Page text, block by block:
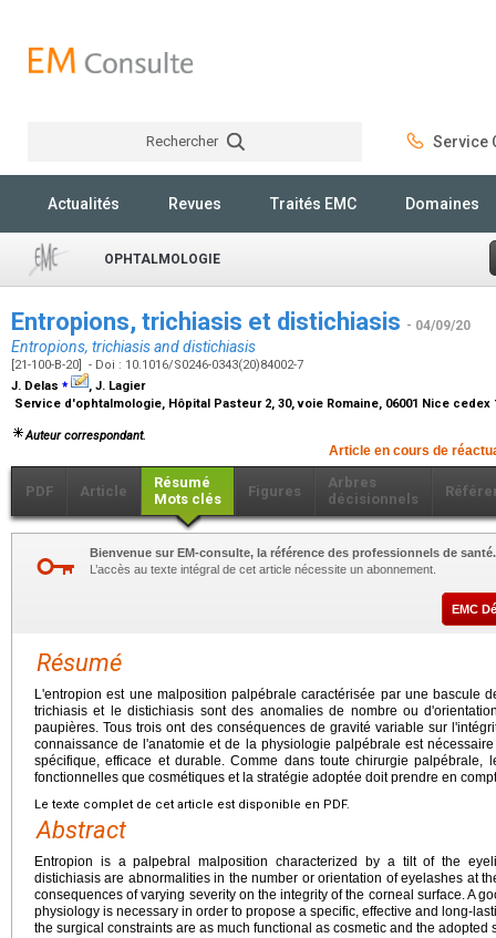
Rechercher Service
Actualités Revues Traités EMC Domaines
OPHTALMOLOGIE
Entropions, trichiasis et distichiasis - 04/09/20
Entropions, trichiasis and distichiasis
[21-100-B-20] - Doi : 10.1016/S0246-0343(20)84002-7
J. Delas ⁎
, J. Lagier
Service d'ophtalmologie, Hôpital Pasteur 2, 30, voie Romaine, 06001 Nice cedex
Auteur correspondant.
Article en cours de
PDF Article
Résumé
Mots clés
Figures
Arbres
décisionnels
Bienvenue sur EM-consulte, la référence des professionnels de santé.
L’accès au texte intégral de cet article nécessite un abonnement.
EMC
Résumé
L'entropion est une malposition palpébrale caractérisée par une bascule
trichiasis et le distichiasis sont des anomalies de nombre ou
paupières. Tous trois ont des conséquences de gravité variable sur
connaissance de l'anatomie et de la physiologie palpébrale est
spécifique, efficace et durable. Comme dans toute chirurgie palpébrale,
fonctionnelles que cosmétiques et la stratégie adoptée doit prendre en
Le texte complet de cet article est disponible en PDF.
Abstract
Entropion is a palpebral malposition characterized by a tilt of the
distichiasis are abnormalities in the number or orientation of eyelashes at
consequences of varying severity on the integrity of the corneal surface. A
physiology is necessary in order to propose a specific, effective and long-
the surgical constraints are as much functional as cosmetic and the adopted